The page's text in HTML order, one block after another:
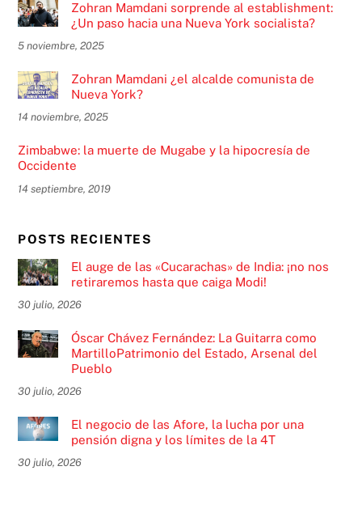
Zohran Mamdani sorprende al establishment:
¿Un paso hacia una Nueva York socialista?
5 noviembre, 2025
Zohran Mamdani ¿el alcalde comunista de
Nueva York?
14 noviembre, 2025
Zimbabwe: la muerte de Mugabe y la hipocresía de
Occidente
14 septiembre, 2019
POSTS RECIENTES
El auge de las «Cucarachas» de India: ¡no nos
retiraremos hasta que caiga Modi!
30 julio, 2026
Óscar Chávez Fernández: La Guitarra como
MartilloPatrimonio del Estado, Arsenal del
Pueblo
30 julio, 2026
El negocio de las Afore, la lucha por una
pensión digna y los límites de la 4T
30 julio, 2026